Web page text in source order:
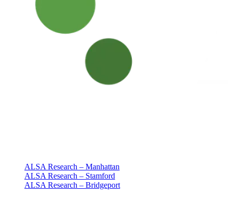
ALSA Research – Manhattan
ALSA Research – Stamford
ALSA Research – Bridgeport